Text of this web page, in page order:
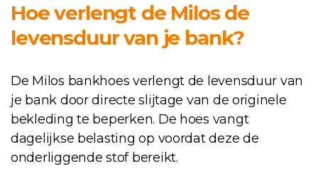
Hoe verlengt de Milos de
levensduur van je bank?
De Milos bankhoes verlengt de levensduur van
je bank door directe slijtage van de originele
bekleding te beperken. De hoes vangt
dagelijkse belasting op voordat deze de
onderliggende stof bereikt.